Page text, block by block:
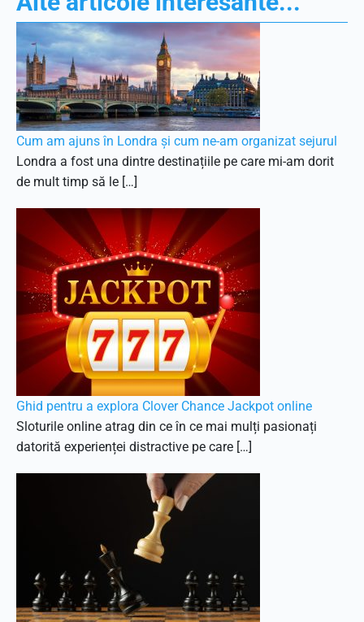
Cum am ajuns în Londra și cum ne-am organizat sejurul
Londra a fost una dintre destinațiile pe care mi-am dorit
de mult timp să le […]
Ghid pentru a explora Clover Chance Jackpot online
Sloturile online atrag din ce în ce mai mulți pasionați
datorită experienței distractive pe care […]